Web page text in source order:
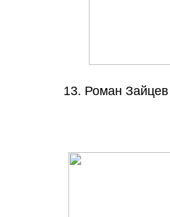
13. Роман